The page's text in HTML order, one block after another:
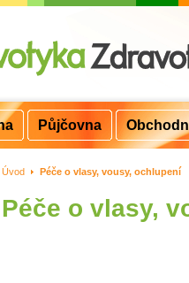
Úvod > Péče o vlasy, vousy, ochlupení
Péče o vlasy,
Půjčovna